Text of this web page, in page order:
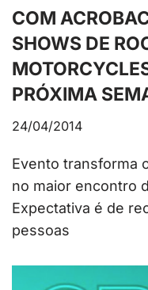
COM
SHOWS DE
PRÓXIMA
24/04/2014
Evento transforma
no maior encontro
Expectativa é de
pessoas